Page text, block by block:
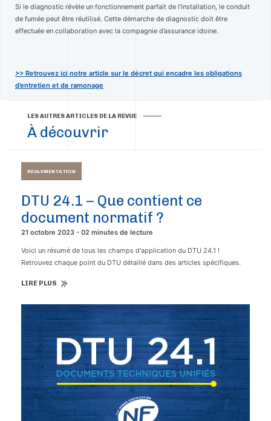
Si le diagnostic révèle un fonctionnement parfait de l’installation, le conduit
de fumée peut être réutilisé. Cette démarche de diagnostic doit être
effectuée en collaboration avec la compagnie d’assurance idoine.
>> Retrouvez ici notre article sur le décret qui encadre les obligations
d’entretien et de ramonage
LES AUTRES ARTICLES DE LA REVUE
À découvrir
RÉGLEMENTATION
DTU 24.1 – Que contient ce
document normatif ?
21 octobre 2023 - 02 minutes de lecture
Voici un résumé de tous les champs d'application du DTU 24.1 !
Retrouvez chaque point du DTU détaillé dans des articles spécifiques.
LIRE PLUS